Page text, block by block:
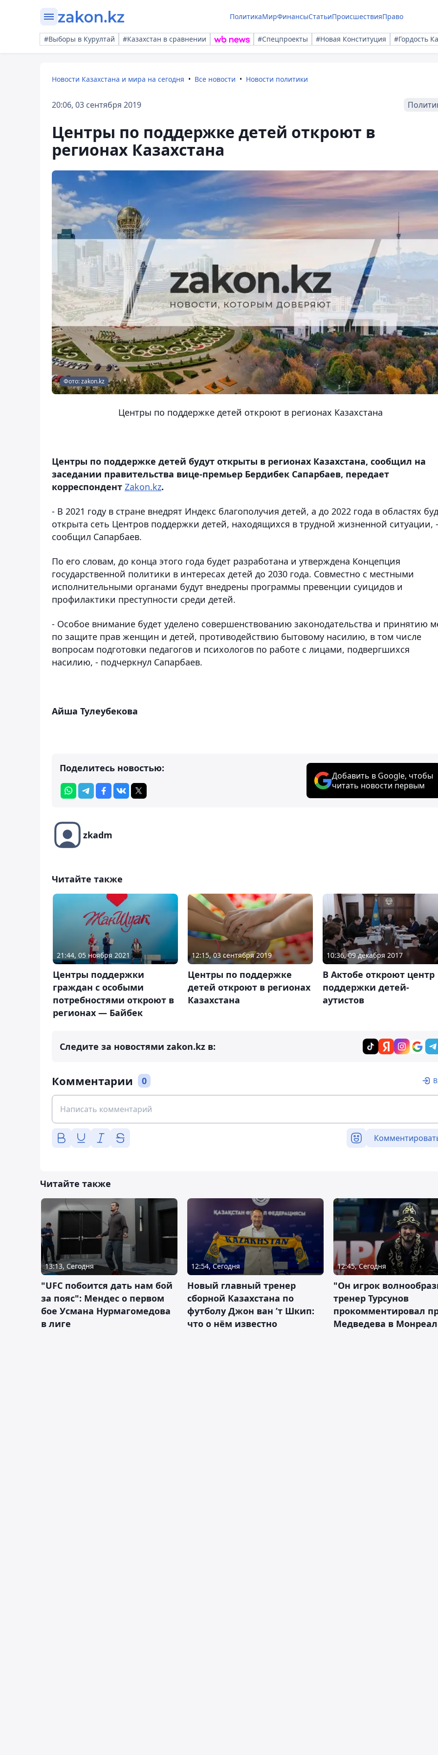
ПолитикаМирФинансыСтатьиПроисшествияПраво
#Выборы в Курултай #Казахстан в сравнении #Спецпроекты #Новая Конституция #Гордость
Новости Казахстана и мира на сегодня Все новости Новости политики
20:06, 03 сентября 2019
Центры по поддержке детей откроют в
регионах Казахстана
Фото: zakon.kz
Центры по поддержке детей откроют в регионах Казахстана
Центры по поддержке детей будут открыты в регионах Казахстана, сообщил на
заседании правительства вице-премьер Бердибек Сапарбаев, передает
корреспондент Zakon.kz.
- В 2021 году в стране внедрят Индекс благополучия детей, а до 2022 года в областях
открыта сеть Центров поддержки детей, находящихся в трудной жизненной ситуации, -
сообщил Сапарбаев.
По его словам, до конца этого года будет разработана и утверждена Концепция
государственной политики в интересах детей до 2030 года. Совместно с местными
исполнительными органами будут внедрены программы превенции суицидов и
профилактики преступности среди детей.
- Особое внимание будет уделено совершенствованию законодательства и принятию
по защите прав женщин и детей, противодействию бытовому насилию, в том числе
вопросам подготовки педагогов и психологов по работе с лицами, подвергшихся
насилию, - подчеркнул Сапарбаев.
Айша Тулеубекова
Поделитесь новостью:
Добавить в Google, чтобы
читать новости первым
zkadm
Читайте также
21:44, 05 ноября 2021
Центры поддержки
граждан с особыми
потребностями откроют в
регионах — Байбек
12:15, 03 сентября 2019
Центры по поддержке
детей откроют в регионах
Казахстана
10:36, 09 декабря 2017
В Актобе откроют центр
поддержки детей-
аутистов
Следите за новостями zakon.kz в:
Комментарии 0
Читайте также
13:13, Сегодня
"UFC побоится дать нам бой
за пояс": Мендес о первом
бое Усмана Нурмагомедова
в лиге
12:54, Сегодня
Новый главный тренер
сборной Казахстана по
футболу Джон ван ’т Шкип:
что о нём известно
12:45, Сегодня
"Он игрок
тренер Турсунов
прокомментировал
Медведева в